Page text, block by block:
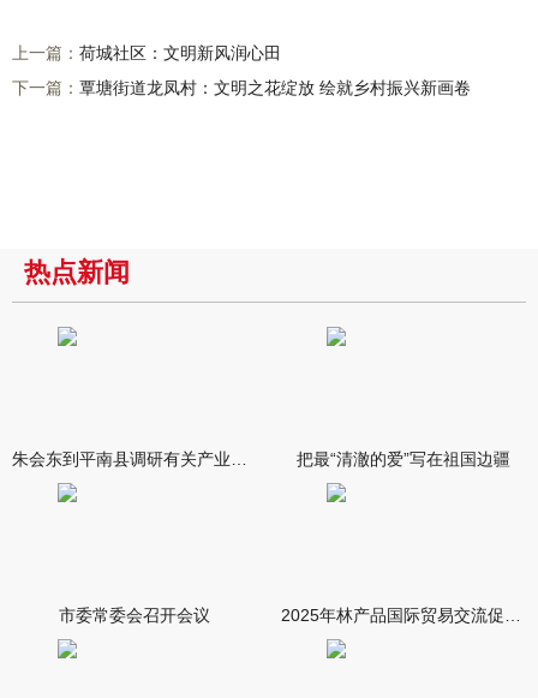
上一篇： 荷城社区：文明新风润心田
下一篇： 覃塘街道龙凤村：文明之花绽放 绘就乡村振兴新画卷
热点新闻
把最“清澈的爱”写在祖国边疆
市委常委会召开会议